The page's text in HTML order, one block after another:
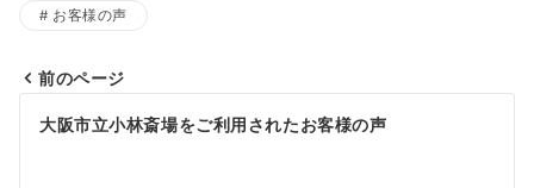
お客様の声
投
前のページ
大阪市立小林斎場をご利用されたお客様の声